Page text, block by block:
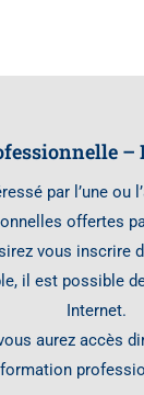
par l’une ou
offertes
vous inscrire
il est possible
Internet.
aurez accès